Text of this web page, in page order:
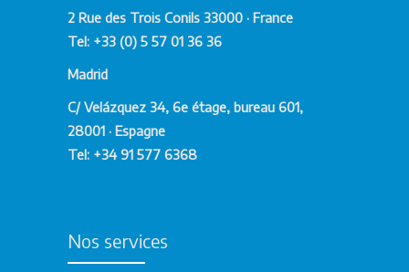
processus
dedue diligence juridique, garantissant la
sécurité juridique
du patrimoine de l’entreprise.
Solutions Stratégiques
Corporatives
2 Rue des Trois Conils 33000 · France
Tel: +33 (0) 5 57 01 36 36
Madrid
C/ Velázquez 34, 6e étage, bureau 601,
28001 · Espagne
Tel: +34 91 577 6368
Nos services